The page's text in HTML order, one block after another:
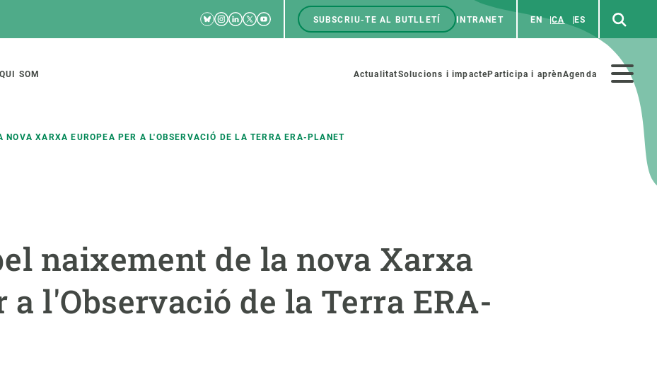
RRSS
Bluesky
Instagram
Linkedin
TwitterYoutube
Menú
SUBSCRIU-TE AL BUTLLETÍ INTRANET EN CA ES
QUI SOM
Menú
ActualitatSolucions i impacteParticipa i aprènAgenda
XARXA EUROPEA PER A L'OBSERVACIÓ DE LA TERRA ERA-PLANET
naixement de la nova Xarxa
a l'Observació de la Terra ERA-
dels ecosistemes
la terra
Solucions
Política i gestió
Oportunitats acadèmiques
Demana la teva beca ERC
Fes ciència amb nosaltres
COL·LABORA
Esdeveniments anteriors
Notícies